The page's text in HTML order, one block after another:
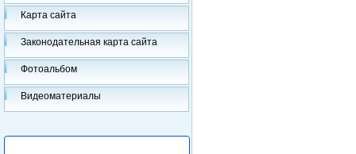
Карта сайта
Законодательная карта сайта
Фотоальбом
Видеоматериалы